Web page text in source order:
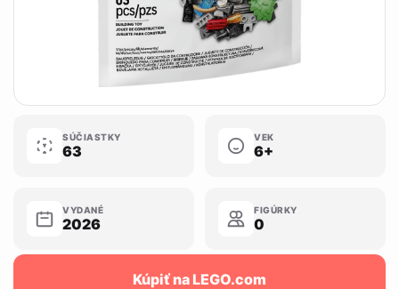
SÚČIASTKY
63
VEK
6+
VYDANÉ
2026
FIGÚRKY
0
Kúpiť na LEGO.com